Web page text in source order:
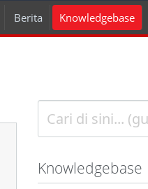
Berita Knowledgebase
Knowledgebase